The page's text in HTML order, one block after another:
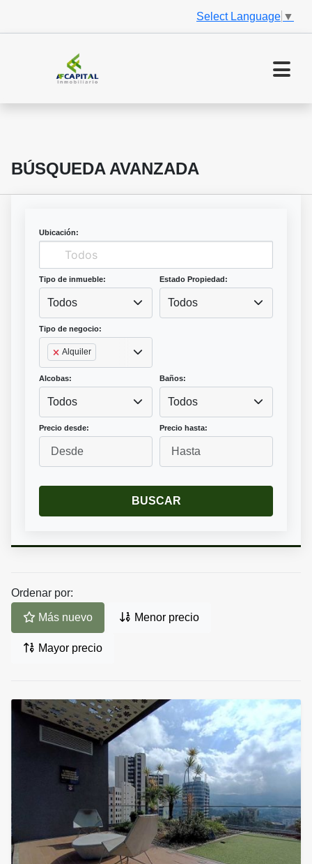
Select Language ▼
BÚSQUEDA AVANZADA
Ubicación:
Tipo de inmueble:
Todos
Estado Propiedad:
Todos
Tipo de negocio:
Alquiler
Alcobas:
Todos
Baños:
Todos
Precio desde: Precio hasta:
BUSCAR
Ordenar por:
Más nuevo Menor precio
Mayor precio